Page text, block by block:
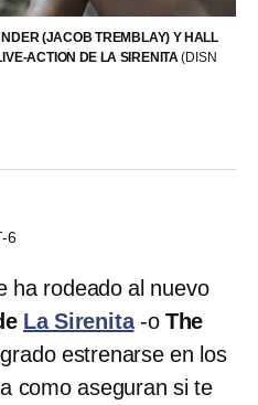
(JACOB TREMBLAY) Y HALL
ACTION DE LA SIRENITA(DISN
6
ha rodeado al nuevo
La Sirenita -oThe
estrenarse en los
como aseguran si te